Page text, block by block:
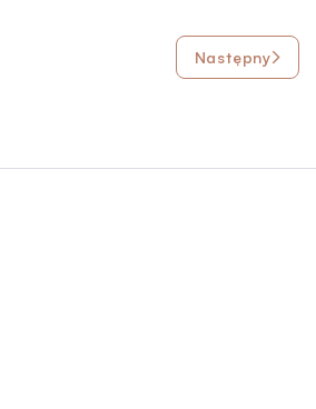
Następny